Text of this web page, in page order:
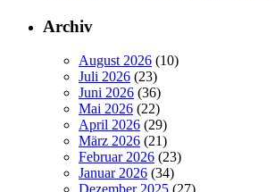
Archiv
August 2026 (10)
Juli 2026 (23)
Juni 2026 (36)
Mai 2026 (22)
April 2026 (29)
März 2026 (21)
Februar 2026 (23)
Januar 2026 (34)